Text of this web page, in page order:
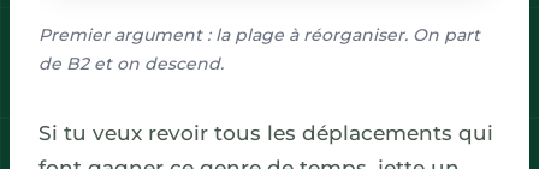
Premier argument : la plage à réorganiser. On part
de B2 et on descend.
Si tu veux revoir tous les déplacements qui